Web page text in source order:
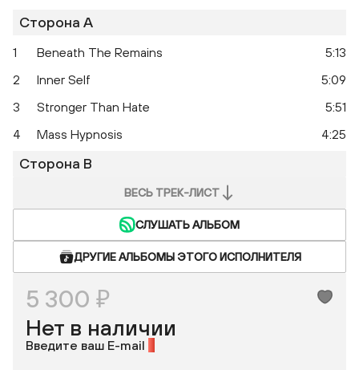
Сторона A
1 Beneath The Remains
5:13
2
Inner Self
5:09
3
Stronger Than Hate
5:51
4
Mass Hypnosis 4:25
Сторона B
ВЕСЬ ТРЕК-ЛИСТ
СЛУШАТЬ АЛЬБОМ
ДРУГИЕ АЛЬБОМЫ ЭТОГО ИСПОЛНИТЕЛЯ
5 300 ₽
Нет в наличии
Введите ваш E-mail